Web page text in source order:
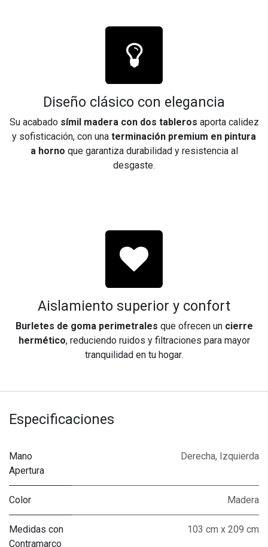
Diseño clásico con elegancia
Su acabado símil madera con dos tableros aporta calidez
y sofisticación, con una terminación premium en pintura
a horno que garantiza durabilidad y resistencia al
desgaste.
Aislamiento superior y confort
Burletes de goma perimetrales que ofrecen un cierre
hermético, reduciendo ruidos y filtraciones para mayor
tranquilidad en tu hogar.
Especificaciones
Mano
Apertura
Derecha, Izquierda
Color Madera
Medidas con
Contramarco
103 cm x 209 cm